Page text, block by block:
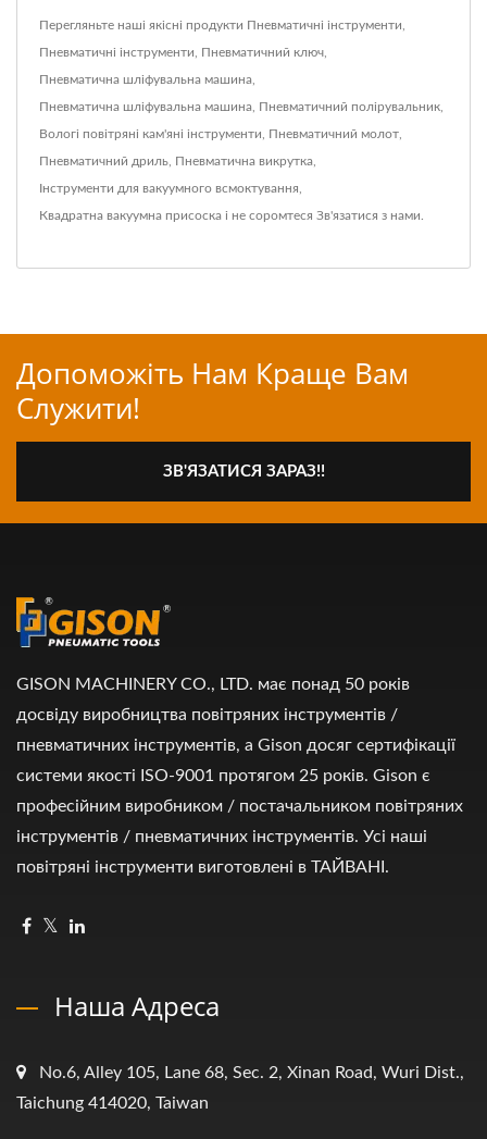
Перегляньте наші якісні продукти Пневматичні інструменти
Пневматичні інструменти Пневматичний ключ
Пневматична шліфувальна машина
Пневматична шліфувальна машина Пневматичний полірувальник
Вологі повітряні кам'яні інструменти Пневматичний молот
Пневматичний дриль Пневматична викрутка
Інструменти для вакуумного всмоктування
Квадратна вакуумна присоска і не соромтеся Зв'язатися з нами
Допоможіть Нам Краще Вам
Служити!
ЗВ'ЯЗАТИСЯ ЗАРАЗ!!
GISON MACHINERY CO., LTD. має понад 50 років
досвіду виробництва повітряних інструментів /
пневматичних інструментів, а Gison досяг сертифікації
системи якості ISO-9001 протягом 25 років. Gison є
професійним виробником / постачальником повітряних
інструментів / пневматичних інструментів. Усі наші
повітряні інструменти виготовлені в ТАЙВАНІ.
Наша Адреса
No.6, Alley 105, Lane 68, Sec. 2, Xinan Road, Wuri Dist.,
Taichung 414020, Taiwan